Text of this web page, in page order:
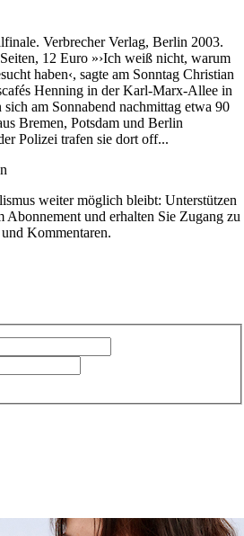
Verbrecher Verlag, Berlin 2003.
12 Euro »›Ich weiß nicht, warum
haben‹, sagte am Sonntag Christian
Henning in der Karl-Marx-Allee in
am Sonnabend nachmittag etwa 90
Bremen, Potsdam und Berlin
Polizei trafen sie dort off...
weiter möglich bleibt: Unterstützen
Abonnement und erhalten Sie Zugang zu
Kommentaren.